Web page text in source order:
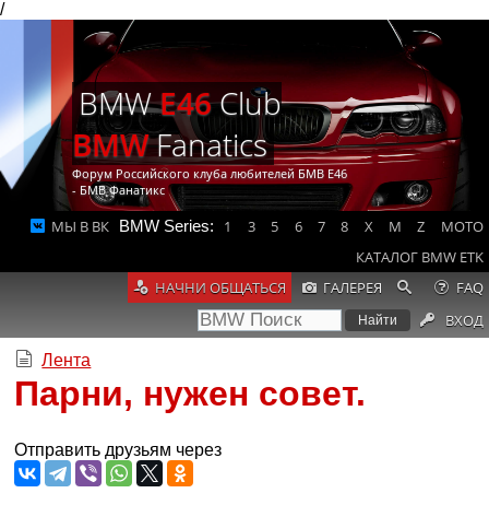
/
BMWE46Club
BMWFanatics
Форум Российского клуба любителей БМВ Е46
- БМВ Фанатикс
МЫ В ВК BMW Series: 1 3 5 6 7 8 X M Z
MOTO
КАТАЛОГ BMW ETK
НАЧНИ ОБЩАТЬСЯ
ГАЛЕРЕЯ
FAQ
ВХОД
Лента
Парни, нужен совет.
Отправить друзьям через